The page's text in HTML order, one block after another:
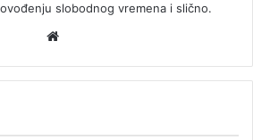
slobodnog vremena i slično.
Website